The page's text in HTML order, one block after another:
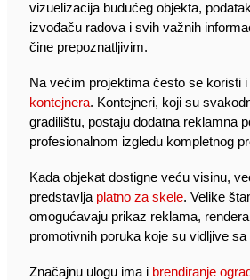
vizuelizacija budućeg objekta,
izvođaču radova i svih važnih
čine prepoznatljivim.
Na većim projektima često se koristi i
kontejnera. Kontejneri, koji su
gradilištu, postaju dodatna reklamna
profesionalnom izgledu kompletnog
Kada objekat dostigne veću visinu,
predstavlja platno za skele. Velike
omogućavaju prikaz reklama,
promotivnih poruka koje su vidljive
Značajnu ulogu ima i brendiranje